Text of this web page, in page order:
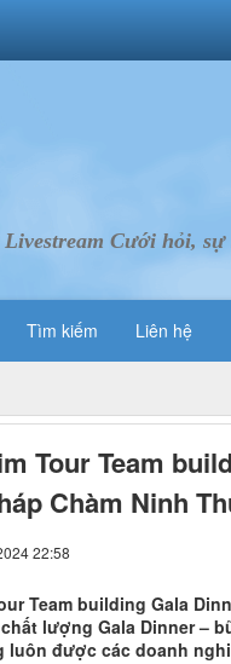
Cưới hỏi,
Tìm kiếm Liên hệ
Tour Team
Chàm Ninh
22:58
Team building Gala
lượng Gala Dinner –
luôn được các doanh